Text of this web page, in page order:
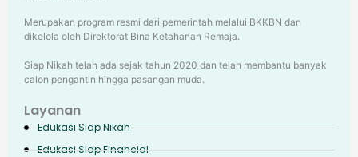
Merupakan program resmi dari pemerintah melalui BKKBN dan
dikelola oleh Direktorat Bina Ketahanan Remaja.
Siap Nikah telah ada sejak tahun 2020 dan telah membantu banyak
calon pengantin hingga pasangan muda.
Layanan
Edukasi Siap Nikah
Edukasi Siap Financial